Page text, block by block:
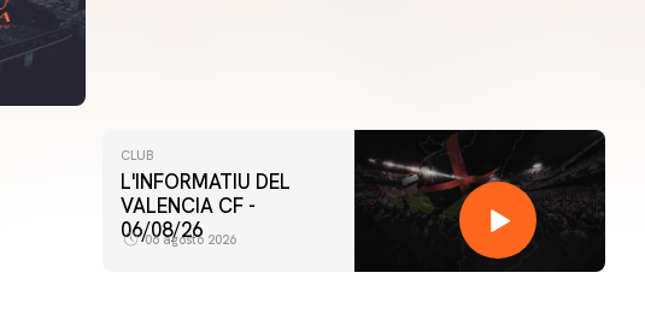
CLUB
L'INFORMATIU DEL
VALENCIA CF -
06/08/26
06 agosto 2026